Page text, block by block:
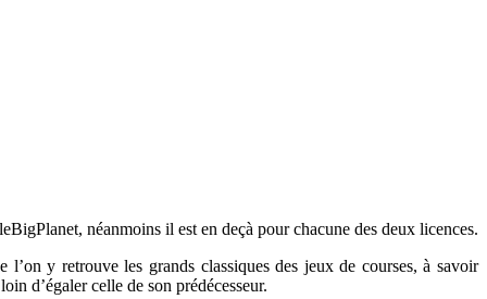
néanmoins il est en deçà pour chacune des deux licences.
y retrouve les grands classiques des jeux de courses, à savoir
d’égaler celle de son prédécesseur.